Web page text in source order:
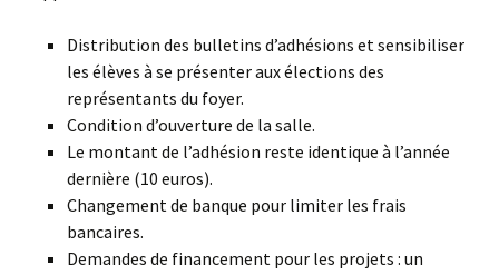
Distribution des bulletins d’adhésions et sensibiliser
les élèves à se présenter aux élections des
représentants du foyer.
Condition d’ouverture de la salle.
Le montant de l’adhésion reste identique à l’année
dernière (10 euros).
Changement de banque pour limiter les frais
bancaires.
Demandes de financement pour les projets : un